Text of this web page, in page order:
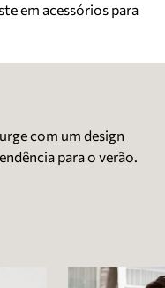
em acessórios para
com um design
para o verão.